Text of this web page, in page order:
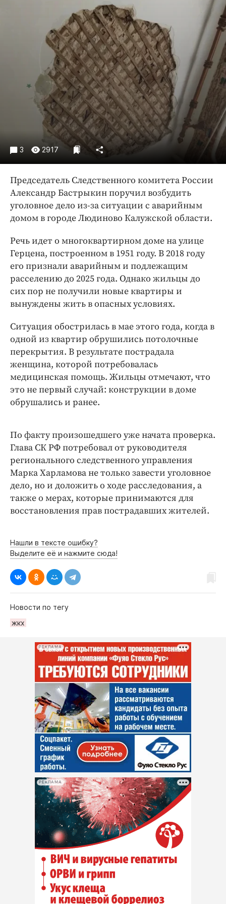
Культура
Недвижимость и ЖКХ
Образование
Общество
Погода
Праздники
Происшествия
Спорт
Экономика и бизнес
ПРОЕКТЫ
Блоги
Издания
Медиаперсона
Клиника года
Бренд года
Работодатель года
3 2917
Председатель Следственного комитета России
Александр Бастрыкин поручил возбудить
уголовное дело из-за ситуации с аварийным
домом в городе Людиново Калужской области.
Речь идет о многоквартирном доме на улице
Герцена, построенном в 1951 году. В 2018 году
его признали аварийным и подлежащим
расселению до 2025 года. Однако жильцы до
сих пор не получили новые квартиры и
вынуждены жить в опасных условиях.
Ситуация обострилась в мае этого года, когда в
одной из квартир обрушились потолочные
перекрытия. В результате пострадала
женщина, которой потребовалась
медицинская помощь. Жильцы отмечают, что
это не первый случай: конструкции в доме
обрушались и ранее.
По факту произошедшего уже начата проверка.
Глава СК РФ потребовал от руководителя
регионального следственного управления
Марка Харламова не только завести уголовное
дело, но и доложить о ходе расследования, а
также о мерах, которые принимаются для
восстановления прав пострадавших жителей.
Нашли в тексте ошибку?
Выделите её и нажмите сюда!
Новости по тегу
жкх
РЕКЛАМА
РЕКЛАМА